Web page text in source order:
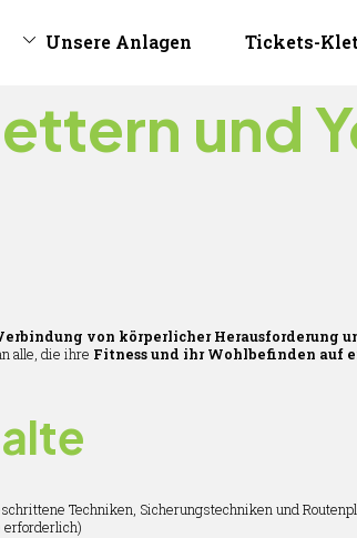
Unsere Anlagen Tickets-
und
von körperlicher Herausforderung
alle, die ihre Fitness und ihr Wohlbefinden auf
Techniken, Sicherungstechniken und